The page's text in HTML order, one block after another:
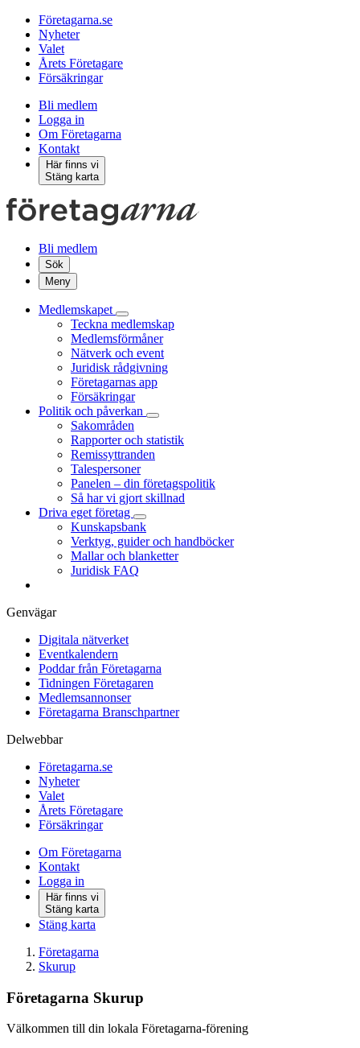
Företagarna.se
Nyheter
Valet
Årets Företagare
Försäkringar
Bli medlem
Logga in
Om Företagarna
Kontakt
Här finns vi
Stäng karta
Bli medlem
Sök
Meny
Medlemskapet
Teckna medlemskap
Medlemsförmåner
Nätverk och event
Juridisk rådgivning
Företagarnas app
Försäkringar
Politik och påverkan
Sakområden
Rapporter och statistik
Remissyttranden
Talespersoner
Panelen – din företagspolitik
Så har vi gjort skillnad
Driva eget företag
Kunskapsbank
Verktyg, guider och handböcker
Mallar och blanketter
Juridisk FAQ
Genvägar
Digitala nätverket
Eventkalendern
Poddar från Företagarna
Tidningen Företagaren
Medlemsannonser
Företagarna Branschpartner
Delwebbar
Företagarna.se
Nyheter
Valet
Årets Företagare
Försäkringar
Om Företagarna
Kontakt
Logga in
Här finns vi
Stäng karta
Stäng karta
Företagarna
Skurup
Företagarna Skurup
Välkommen till din lokala Företagarna-förening